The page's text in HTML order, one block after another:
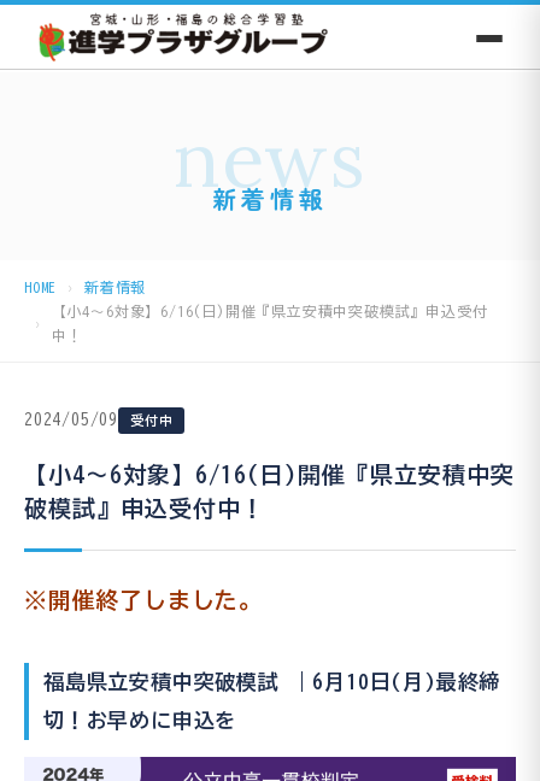
news
新着情報
HOME
新着情報
【小4～6対象】6/16(日)開催『県立安積中突破模試』申込受付
中！
2024/05/09 受付中
【小4～6対象】6/16(日)開催『県立安積中突
破模試』申込受付中！
※開催終了しました。
福島県立安積中突破模試 ｜6月10日(月)最終締
切！お早めに申込を